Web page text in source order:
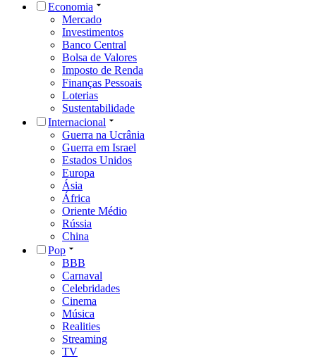
Economia
Mercado
Investimentos
Banco Central
Bolsa de Valores
Imposto de Renda
Finanças Pessoais
Loterias
Sustentabilidade
Internacional
Guerra na Ucrânia
Guerra em Israel
Estados Unidos
Europa
Ásia
África
Oriente Médio
Rússia
China
Pop
BBB
Carnaval
Celebridades
Cinema
Música
Realities
Streaming
TV